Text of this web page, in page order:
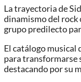
La trayectoria de
dinamismo del rock
grupo predilecto
El catálogo musical
para transformarse
destacando por su